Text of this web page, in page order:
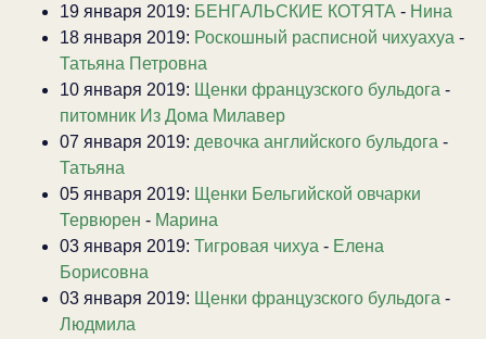
19 января 2019: БЕНГАЛЬСКИЕ КОТЯТА - Нина
18 января 2019: Роскошный расписной чихуахуа -
Татьяна Петровна
10 января 2019: Щенки французского бульдога -
питомник Из Дома Милавер
07 января 2019: девочка английского бульдога -
Татьяна
05 января 2019: Щенки Бельгийской овчарки
Тервюрен - Марина
03 января 2019: Тигровая чихуа - Елена
Борисовна
03 января 2019: Щенки французского бульдога -
Людмила